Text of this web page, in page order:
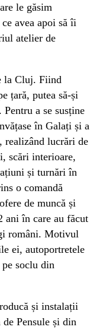
le găsim
avea apoi să îi
atelier de
la Cluj. Fiind
țară, putea să-și
a se susține
în Galați și a
realizând lucrări de
scări interioare,
și turnări în
o comandă
de muncă și
ani în care au făcut
români. Motivul
ei, autoportretele
soclu din
și instalații
Pensule și din